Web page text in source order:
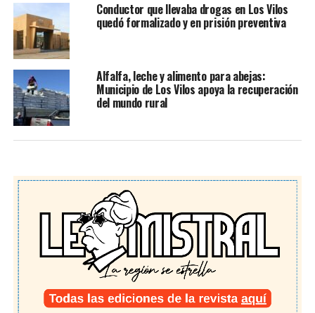
Conductor que llevaba drogas en Los Vilos
quedó formalizado y en prisión preventiva
Alfalfa, leche y alimento para abejas:
Municipio de Los Vilos apoya la recuperación
del mundo rural